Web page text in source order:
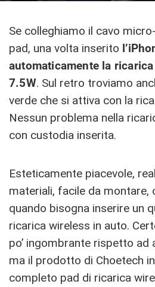
Se colleghiamo il cavo
pad, una volta inserito
automaticamente la
7.5W. Sul retro troviamo
verde che si attiva con la
Nessun problema nella
con custodia inserita.
Esteticamente piacevole,
materiali, facile da montare,
quando bisogna inserire un
ricarica wireless in auto.
po’ ingombrante rispetto ad
ma il prodotto di Choetech
completo pad di ricarica